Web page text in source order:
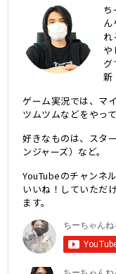
ち
ん
れ
や
グ
新
ゲーム実況では、マ
ツムツムなどをやって
好きなものは、スタ
ンジャーズ）など。
YouTubeのチャンネ
いいね！していただ
ます。